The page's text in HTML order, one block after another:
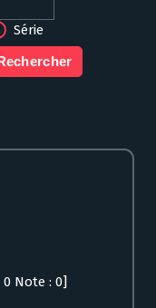
Série
0 Note : 0]